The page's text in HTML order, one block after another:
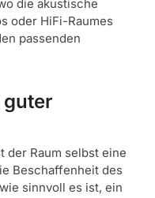
die akustische
oder HiFi-Raumes
passenden
guter
der Raum selbst eine
Beschaffenheit des
sinnvoll es ist, ein